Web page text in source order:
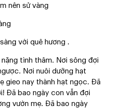
nên sử vàng
với quê hương .
tình thâm. Nơi sông đợi
Nơi nuôi dưỡng hạt
gieo nay thành hạt ngọc. Đã
Đã bao ngày con vẫn đợi
vườn mẹ. Đã bao ngày